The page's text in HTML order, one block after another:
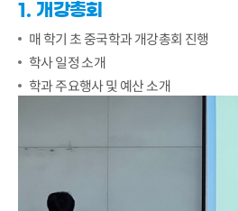
1. 개강총회
매 학기 초 중국학과 개강총회 진행
학사 일정 소개
학과 주요행사 및 예산 소개